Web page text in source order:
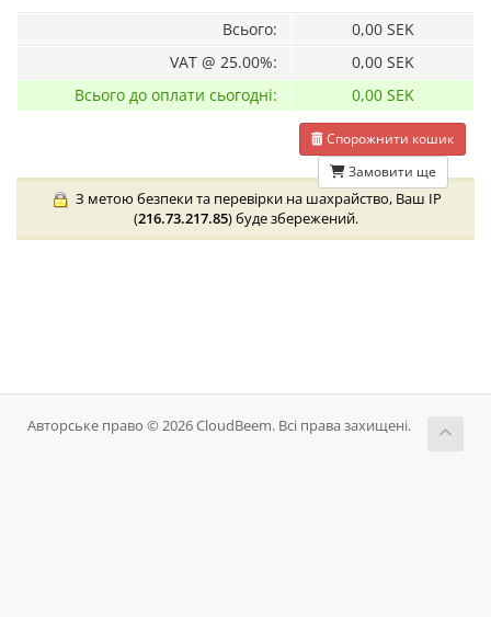
Всього:
0,00 SEK
VAT @ 25.00%:
0,00 SEK
Всього до оплати сьогодні:
0,00 SEK
Спорожнити кошик
Замовити ще
З метою безпеки та перевірки на шахрайство, Ваш IP
(216.73.217.85) буде збережений.
Авторське право © 2026 CloudBeem. Всі права захищені.